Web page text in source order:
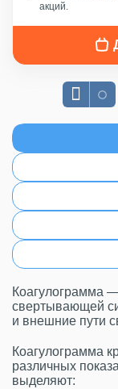
акций.
Коагулограмма
свертывающей
и внешние пути
Коагулограмма
различных
выделяют: